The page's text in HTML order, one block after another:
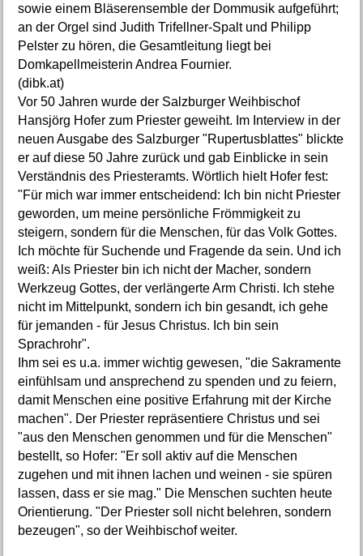
sowie einem Bläserensemble der Dommusik aufgeführt;
an der Orgel sind Judith Trifellner-Spalt und Philipp
Pelster zu hören, die Gesamtleitung liegt bei
Domkapellmeisterin Andrea Fournier.
(dibk.at)
Vor 50 Jahren wurde der Salzburger Weihbischof
Hansjörg Hofer zum Priester geweiht. Im Interview in der
neuen Ausgabe des Salzburger "Rupertusblattes" blickte
er auf diese 50 Jahre zurück und gab Einblicke in sein
Verständnis des Priesteramts. Wörtlich hielt Hofer fest:
"Für mich war immer entscheidend: Ich bin nicht Priester
geworden, um meine persönliche Frömmigkeit zu
steigern, sondern für die Menschen, für das Volk Gottes.
Ich möchte für Suchende und Fragende da sein. Und ich
weiß: Als Priester bin ich nicht der Macher, sondern
Werkzeug Gottes, der verlängerte Arm Christi. Ich stehe
nicht im Mittelpunkt, sondern ich bin gesandt, ich gehe
für jemanden - für Jesus Christus. Ich bin sein
Sprachrohr".
Ihm sei es u.a. immer wichtig gewesen, "die Sakramente
einfühlsam und ansprechend zu spenden und zu feiern,
damit Menschen eine positive Erfahrung mit der Kirche
machen". Der Priester repräsentiere Christus und sei
"aus den Menschen genommen und für die Menschen"
bestellt, so Hofer: "Er soll aktiv auf die Menschen
zugehen und mit ihnen lachen und weinen - sie spüren
lassen, dass er sie mag." Die Menschen suchten heute
Orientierung. "Der Priester soll nicht belehren, sondern
bezeugen", so der Weihbischof weiter.